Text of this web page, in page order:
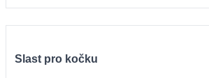
Slast pro kočku